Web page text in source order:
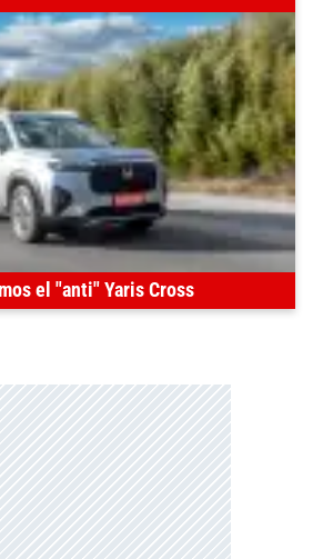
el "anti" Yaris Cross